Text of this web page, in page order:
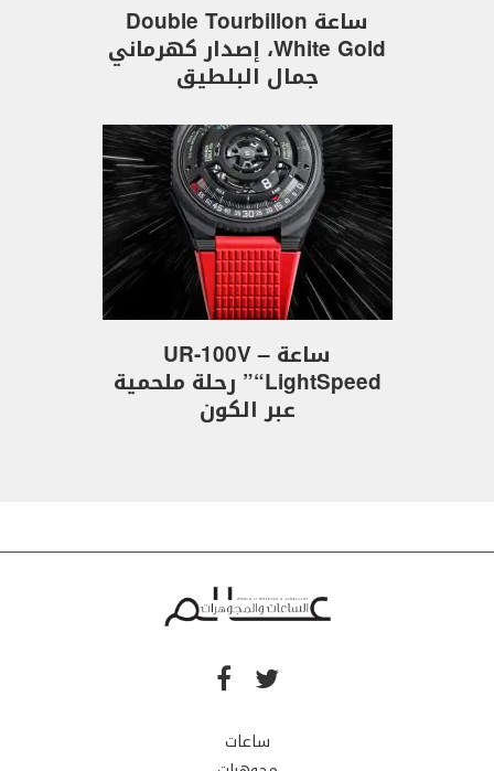
ساعة Double Tourbillon
White Gold، إصدار كهرماني
جمال البلطيق
ساعة UR-100V –
“LightSpeed” رحلة ملحمية
عبر الكون
ساعات